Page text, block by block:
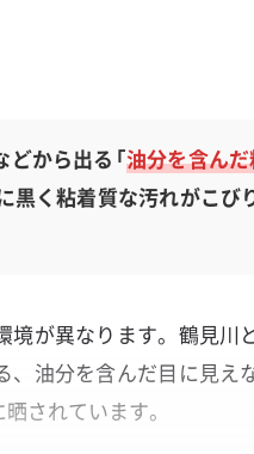
から出る「油分を含ん
黒く粘着質な汚れがこび
が異なります。鶴見川
油分を含んだ目に見え
されています。